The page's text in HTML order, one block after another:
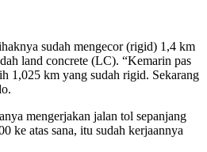
sudah mengecor (rigid) 1,4 km
land concrete (LC). “Kemarin pas
1,025 km yang sudah rigid. Sekarang
mengerjakan jalan tol sepanjang
ke atas sana, itu sudah kerjaannya